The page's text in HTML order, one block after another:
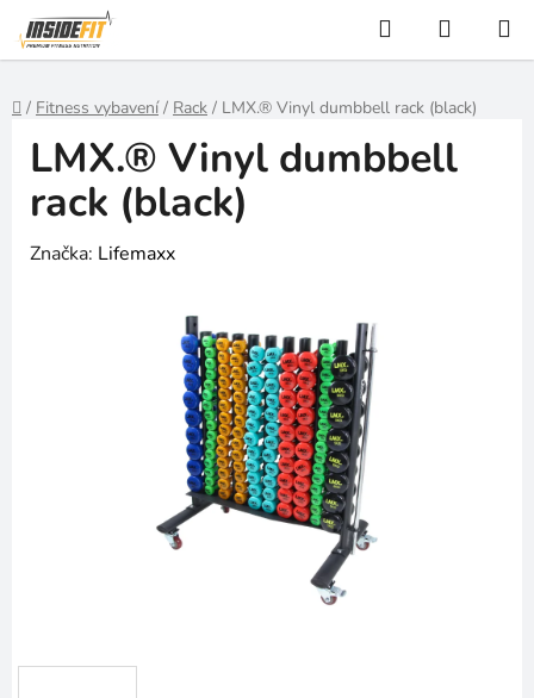
Přejít
na
obsah
Hledat
KOŠÍK
Domů
/ Fitness vybavení / Rack / LMX.® Vinyl dumbbell rack (black)
LMX.® Vinyl dumbbell
rack (black)
Značka: Lifemaxx